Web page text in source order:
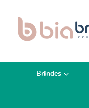
Brindes